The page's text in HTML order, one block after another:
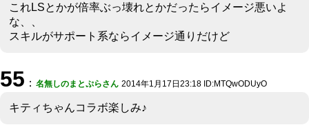
これLSとかが倍率ぶっ壊れとかだったらイメージ悪いよ
な、、
スキルがサポート系ならイメージ通りだけど
55 ： 名無しのまとぷらさん 2014年1月17日23:18 ID:MTQwODUyO
キティちゃんコラボ楽しみ♪